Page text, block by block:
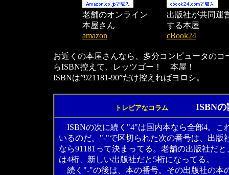
老舗のオンライン
本屋さん
amazon
出版社が共同運
する本屋
cBook24
お近くの本屋さんなら、多分コンピュータのコ
らISBN控えて、レッツゴー！ 本屋！
ISBNは”921181-90”だけ控えればヨロシ。
トレビアなコラム ISBNの
ISBNの次に続く"4"は国内本なら全部4。こ
いるのだ。"-"で区切られた次の番号は、出版
なら91181って決まってる。老舗の出版社だ
は4桁、新しい出版社だと5桁になってる。
続く"-"の後は、本の番号。その出版社の本